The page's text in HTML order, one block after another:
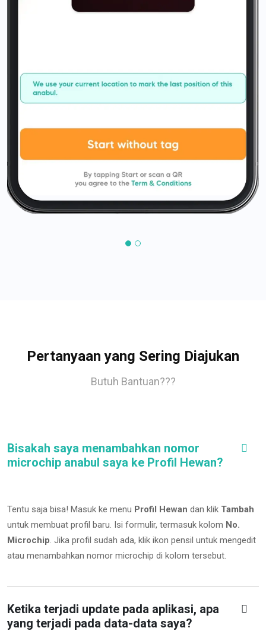
Pertanyaan yang Sering Diajukan
Butuh Bantuan???
Bisakah saya menambahkan nomor
microchip anabul saya ke Profil Hewan?
Tentu saja bisa! Masuk ke menu Profil Hewan dan klik Tambah
untuk membuat profil baru. Isi formulir, termasuk kolom No.
Microchip. Jika profil sudah ada, klik ikon pensil untuk mengedit
atau menambahkan nomor microchip di kolom tersebut.
Ketika terjadi update pada aplikasi, apa
yang terjadi pada data-data saya?